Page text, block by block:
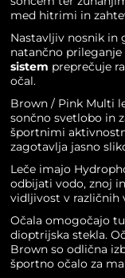
med hitrimi in
Nastavljiv nosnik in
natančno
sistem preprečuje
očal.
Brown / Pink Multi
sončno svetlobo in
športnimi
zagotavlja jasno
Leče imajo
odbijati vodo, znoj
vidljivost v različnih
Očala omogočajo
dioptrijska stekla.
Brown so odlična
športno očalo za